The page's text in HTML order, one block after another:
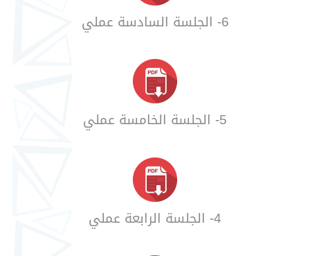
6- الجلسة السادسة عملي
5- الجلسة الخامسة عملي
4- الجلسة الرابعة عملي